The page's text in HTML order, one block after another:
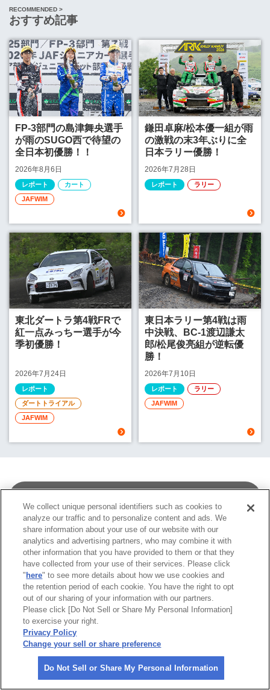
RECOMMENDED >
おすすめ記事
FP-3部門の島津舞央選手
が雨のSUGO西で待望の
全日本初優勝！！
2026年8月6日
レポート
カート
JAFWIM
鎌田卓麻/松本優一組が雨
の激戦の末3年ぶりに全
日本ラリー優勝！
2026年7月28日
レポート ラリー
東北ダートラ第4戦FRで
紅一点みっちー選手が今
季初優勝！
2026年7月24日
レポート
ダートトライアル
JAFWIM
東日本ラリー第4戦は雨
中決戦、BC-1渡辺謙太
郎/松尾俊亮組が逆転優
勝！
2026年7月10日
レポート
ラリー
JAFWIM
よくあるご質問
We collect unique personal identifiers such as cookies to
analyze our traffic and to personalize content and ads. We
share information about your use of our website with our
analytics and advertising partners, who may combine it with
other information that you have provided to them or that they
have collected from your use of their services. Please click
" here" to see more details about how we use cookies and
the retention period of each cookie. You have the right to opt
out of our sharing of your information with our partners.
Please click [Do Not Sell or Share My Personal Information]
to exercise your right.
Privacy Policy
Change your sell or share preference
Do Not Sell or Share My Personal Information